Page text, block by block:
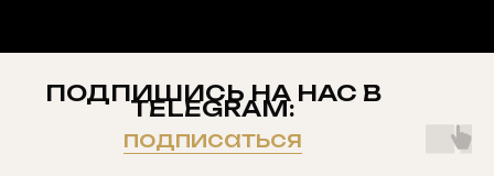
ПОДПИШИСЬ НА НАС В
TELEGRAM:
подписаться